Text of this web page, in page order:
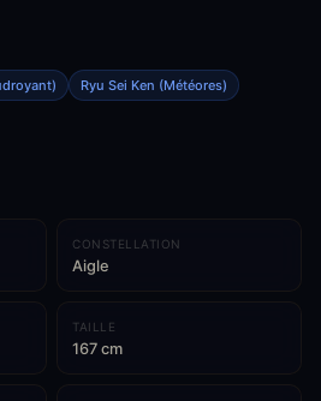
Ryu Sei Ken (Météores)
CONSTELLATION
Aigle
TAILLE
167 cm